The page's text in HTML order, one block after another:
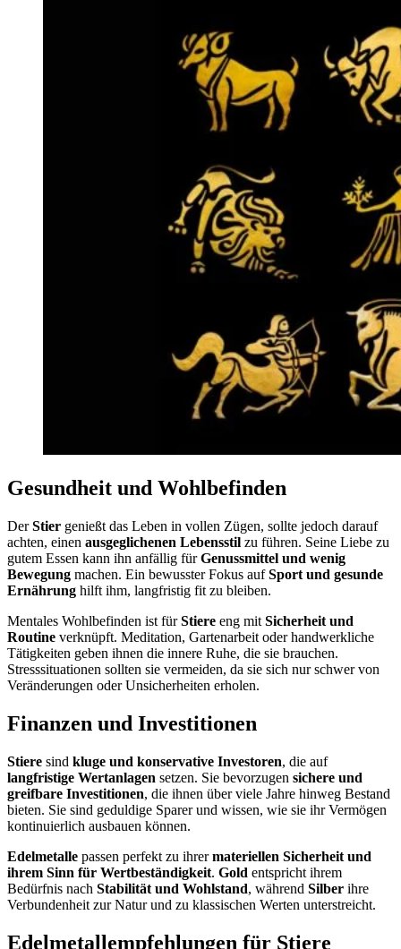
Gesundheit und Wohlbefinden
DerStier genießt das Leben in vollen Zügen, sollte jedoch darauf
achten, einen ausgeglichenen Lebensstil zu führen. Seine Liebe zu
gutem Essen kann ihn anfällig fürGenussmittel und wenig
Bewegung machen. Ein bewusster Fokus aufSport und gesunde
Ernährung hilft ihm, langfristig fit zu bleiben.
Mentales Wohlbefinden ist fürStiere eng mit Sicherheit und
Routine verknüpft. Meditation, Gartenarbeit oder handwerkliche
Tätigkeiten geben ihnen die innere Ruhe, die sie brauchen.
Stresssituationen sollten sie vermeiden, da sie sich nur schwer von
Veränderungen oder Unsicherheiten erholen.
Finanzen und Investitionen
Stiere sind kluge und konservative Investoren, die auf
langfristige Wertanlagen setzen. Sie bevorzugen sichere und
greifbare Investitionen, die ihnen über viele Jahre hinweg Bestand
bieten. Sie sind geduldige Sparer und wissen, wie sie ihr Vermögen
kontinuierlich ausbauen können.
Edelmetalle passen perfekt zu ihrermateriellen Sicherheit und
ihrem Sinn für Wertbeständigkeit. Gold entspricht ihrem
Bedürfnis nach Stabilität und Wohlstand, während Silber ihre
Verbundenheit zur Natur und zu klassischen Werten unterstreicht.
Edelmetallempfehlungen für Stiere